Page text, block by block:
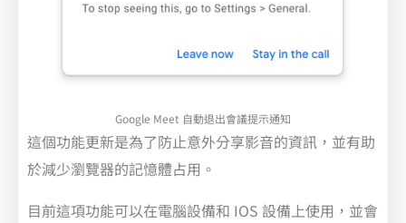
Google Meet 自動退出會議提示通知
這個功能更新是為了防止意外分享影音的資訊，並有助
於減少瀏覽器的記憶體占用。
目前這項功能可以在電腦設備和 IOS 設備上使用，並會